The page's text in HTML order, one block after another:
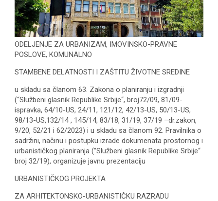
ODELJENJE ZA URBANIZAM, IMOVINSKO-PRAVNE
POSLOVE, KOMUNALNO
STAMBENE DELATNOSTI I ZAŠTITU ŽIVOTNE SREDINE
u skladu sa članom 63. Zakona o planiranju i izgradnji
(“Službeni glasnik Republike Srbije“, broj72/09, 81/09-
ispravka, 64/10-US, 24/11, 121/12, 42/13-US, 50/13-US,
98/13-US,132/14 , 145/14, 83/18, 31/19, 37/19 –dr.zakon,
9/20, 52/21 i 62/2023) i u skladu sa članom 92. Pravilnika o
sadržini, načinu i postupku izrade dokumenata prostornog i
urbanističkog planiranja (“Službeni glasnik Republike Srbije“
broj 32/19), organizuje javnu prezentaciju
URBANISTIČKOG PROJEKTA
ZA ARHITEKTONSKO-URBANISTIČKU RAZRADU